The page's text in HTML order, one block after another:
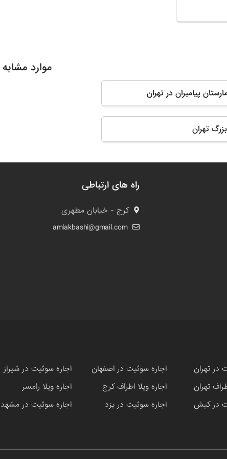
موارد مشابه
پیامبران در تهران
تهران
راه های ارتباطی
کرج - خیابان مطهری
amlakbashi@gmail.com
در تهران اجاره سوئیت در اصفهان
اجاره سوئیت در شیراز
تهران اجاره ویلا اطراف کرج
اجاره ویلا رامسر
در کیش اجاره سوئیت در یزد اجاره سوئیت در مشهد